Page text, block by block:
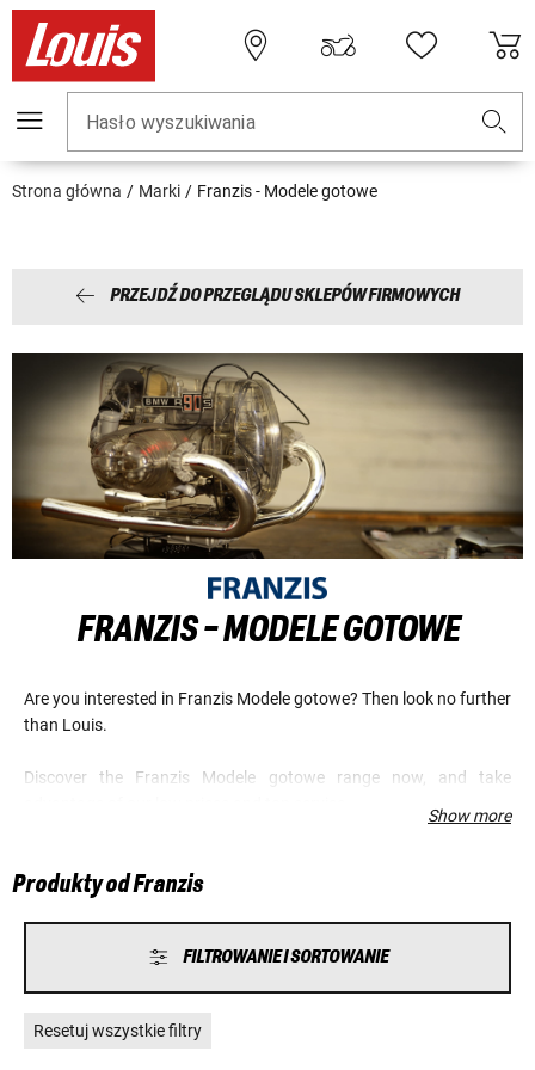
Hasło wyszukiwania
Strona główna Marki Franzis - Modele gotowe
PRZEJDŹ DO PRZEGLĄDU SKLEPÓW FIRMOWYCH
FRANZIS - MODELE GOTOWE
Are you interested in Franzis Modele gotowe? Then look no further
than Louis.
Discover the Franzis Modele gotowe range now, and take
Show more
Produkty od Franzis
FILTROWANIE I SORTOWANIE
Resetuj wszystkie filtry